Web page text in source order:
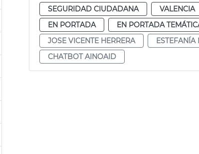
SEGURIDAD CIUDADANA VALENCIA
EN PORTADA
EN PORTADA
JOSE VICENTE HERRERA
ESTEFANÍA
CHATBOT AINOAID